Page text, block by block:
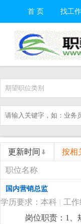
首 页 找工作
期望职位类别
更新时间 按相
职位名称
国内营销总监
学历要求：本科 | 工作
岗位职责：1、